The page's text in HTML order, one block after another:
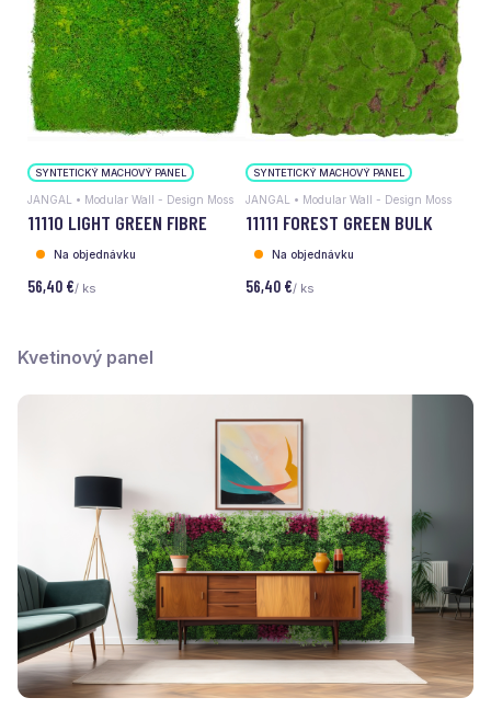
SYNTETICKÝ MACHOVÝ PANEL
JANGAL • Modular Wall - Design Moss
11110 LIGHT GREEN FIBRE
Na objednávku
56,40 €/ ks
SYNTETICKÝ MACHOVÝ PANEL
JANGAL • Modular Wall - Design Moss
11111 FOREST GREEN BULK
Na objednávku
56,40 €/ ks
Kvetinový panel